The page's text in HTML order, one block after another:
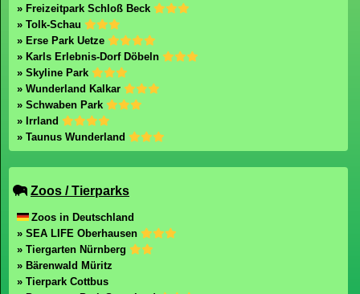
» Freizeitpark Schloß Beck
» Tolk-Schau
» Erse Park Uetze
» Karls Erlebnis-Dorf Döbeln
» Skyline Park
» Wunderland Kalkar
» Schwaben Park
» Irrland
» Taunus Wunderland
Zoos / Tierparks
Zoos in Deutschland
» SEA LIFE Oberhausen
» Tiergarten Nürnberg
» Bärenwald Müritz
» Tierpark Cottbus